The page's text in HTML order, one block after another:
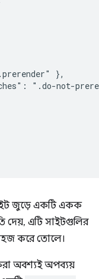
},
".do-not-
সাইট জুড়ে একটি একক
দেয়, এটি সাইটগুলির
করে তোলে।
করা অবশ্যই অপব্যয়